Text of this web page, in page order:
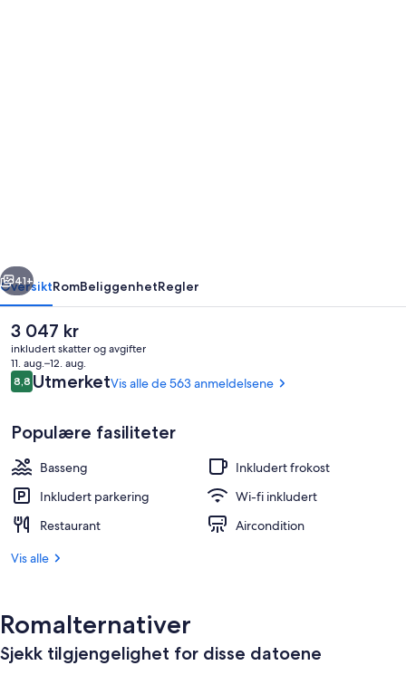
Luftbilde
Neste
41+
OversiktRomBeliggenhetRegler
Den
nåværende
prisen
er
3 047 kr
3 047 kr
inkludert skatter og avgifter
11. aug.–12. aug.
Anmeldelser
8,88,8 av 10 –
UtmerketVis alle de 563 anmeldelsene
Populære fasiliteter
Basseng
Inkludert frokost
Inkludert parkering
Wi-fi inkludert
Restaurant
Aircondition
Vis alle
Romalternativer
Sjekk tilgjengelighet for disse datoene